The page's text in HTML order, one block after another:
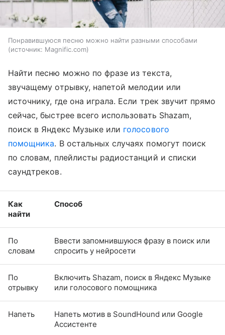
Понравившуюся песню можно найти разными способами
источник: Magnific.com
Найти песню можно по фразе из текста,
звучащему отрывку, напетой мелодии или
источнику, где она играла. Если трек звучит прямо
сейчас, быстрее всего использовать Shazam,
поиск в Яндекс Музыке или голосового
помощника. В остальных случаях помогут поиск
по словам, плейлисты радиостанций и списки
саундтреков.
Как
найти
Способ
По
словам
Ввести запомнившуюся фразу в поиск или
спросить у нейросети
По
отрывку
Включить Shazam, поиск в Яндекс Музыке
или голосового помощника
Напеть
Напеть мотив в SoundHound или Google
Ассистенте